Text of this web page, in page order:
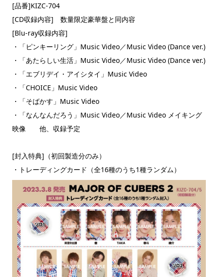
[品番]KIZC-704
[CD収録内容] 数量限定豪華盤と同内容
[Blu-ray収録内容]
・「ピンキーリング」Music Video／Music Video (Dance ver.)
・「あたらしい生活」Music Video／Music Video (Dance ver.)
・「エブリデイ・アイシタイ」Music Video
・「CHOICE」Music Video
・「そばかす」Music Video
・「なんなんだろう」Music Video／Music Video メイキング
映像 他、収録予定
[封入特典]（初回製造分のみ）
・トレーディングカード（全16種のうち1種ランダム）